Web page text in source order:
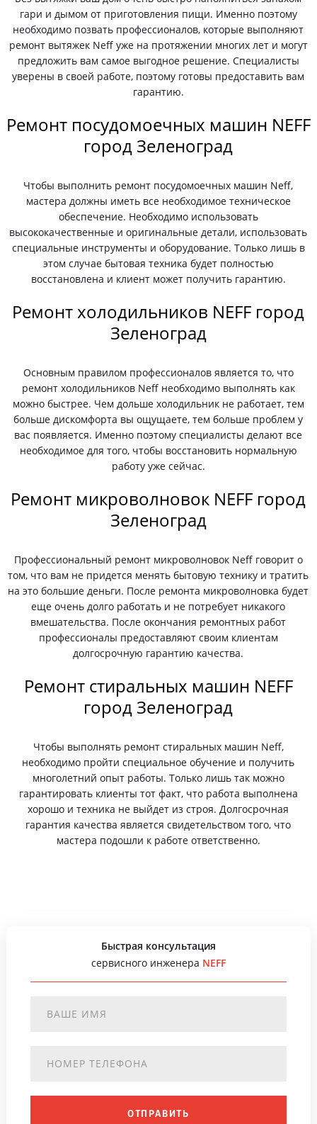
гари и дымом от приготовления пищи. Именно поэтому
необходимо позвать профессионалов, которые выполняют
ремонт вытяжек Neff уже на протяжении многих лет и могут
предложить вам самое выгодное решение. Специалисты
уверены в своей работе, поэтому готовы предоставить вам
гарантию.
Ремонт посудомоечных машин NEFF
город Зеленоград
Чтобы выполнить ремонт посудомоечных машин Neff,
мастера должны иметь все необходимое техническое
обеспечение. Необходимо использовать
высококачественные и оригинальные детали, использовать
специальные инструменты и оборудование. Только лишь в
этом случае бытовая техника будет полностью
восстановлена и клиент может получить гарантию.
Ремонт холодильников NEFF город
Зеленоград
Основным правилом профессионалов является то, что
ремонт холодильников Neff необходимо выполнять как
можно быстрее. Чем дольше холодильник не работает, тем
больше дискомфорта вы ощущаете, тем больше проблем у
вас появляется. Именно поэтому специалисты делают все
необходимое для того, чтобы восстановить нормальную
работу уже сейчас.
Ремонт микроволновок NEFF город
Зеленоград
Профессиональный ремонт микроволновок Neff говорит о
том, что вам не придется менять бытовую технику и тратить
на это большие деньги. После ремонта микроволновка будет
еще очень долго работать и не потребует никакого
вмешательства. После окончания ремонтных работ
профессионалы предоставляют своим клиентам
долгосрочную гарантию качества.
Ремонт стиральных машин NEFF
город Зеленоград
Чтобы выполнять ремонт стиральных машин Neff,
необходимо пройти специальное обучение и получить
многолетний опыт работы. Только лишь так можно
гарантировать клиенты тот факт, что работа выполнена
хорошо и техника не выйдет из строя. Долгосрочная
гарантия качества является свидетельством того, что
мастера подошли к работе ответственно.
Быстрая консультация
сервисного инженера NEFF
ОТПРАВИТЬ